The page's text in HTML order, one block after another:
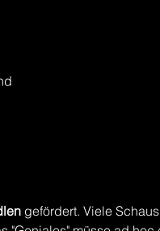
gefördert. Viele